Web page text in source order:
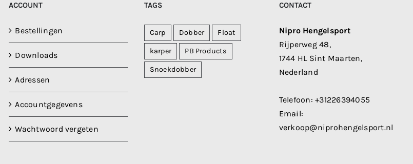
ACCOUNT
Bestellingen
Downloads
Adressen
Accountgegevens
Wachtwoord vergeten
TAGS
Carp Dobber Float
karper PB Products
Snoekdobber
CONTACT
Nipro Hengelsport
Rijperweg 48,
1744 HL Sint Maarten,
Nederland
Telefoon:+31226394055
Email:
verkoop@niprohengelsport.nl